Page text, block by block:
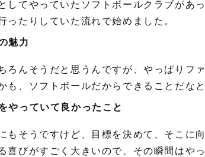
してやっていたソフトボールクラブがあ
ったりしていた流れで始めました。
魅力
ろんそうだと思うんですが、やっぱりフ
も、ソフトボールだからできることだな
やっていて良かったこと
もそうですけど、目標を決めて、そこに
喜びがすごく大きいので、その瞬間はや